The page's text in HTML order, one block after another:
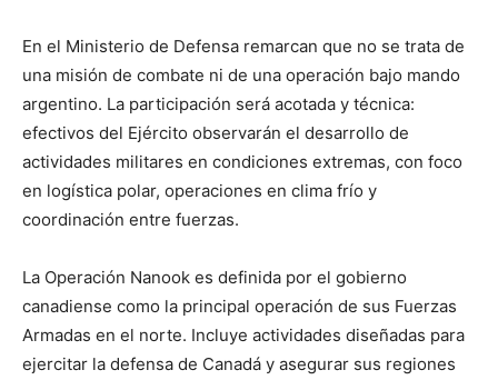
En el Ministerio de Defensa remarcan que no se trata de
una misión de combate ni de una operación bajo mando
argentino. La participación será acotada y técnica:
efectivos del Ejército observarán el desarrollo de
actividades militares en condiciones extremas, con foco
en logística polar, operaciones en clima frío y
coordinación entre fuerzas.
La Operación Nanook es definida por el gobierno
canadiense como la principal operación de sus Fuerzas
Armadas en el norte. Incluye actividades diseñadas para
ejercitar la defensa de Canadá y asegurar sus regiones